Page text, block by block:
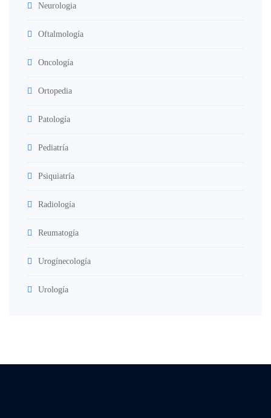
Neurologia
Oftalmología
Oncología
Ortopedia
Patología
Pediatría
Psiquiatría
Radiología
Reumatogía
Urogínecología
Urología